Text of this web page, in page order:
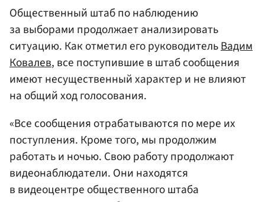
Общественный штаб по наблюдению
за выборами продолжает анализировать
ситуацию. Как отметил его руководительВадим
Ковалев, все поступившие в штаб сообщения
имеют несущественный характер и не влияют
на общий ход голосования.
«Все сообщения отрабатываются по мере их
поступления. Кроме того, мы продолжим
работать и ночью. Свою работу продолжают
видеонаблюдатели. Они находятся
в видеоцентре общественного штаба